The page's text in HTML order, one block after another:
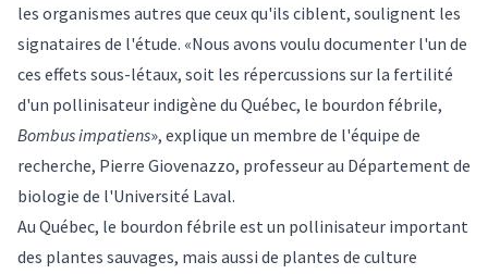
les organismes autres que ceux qu'ils ciblent, soulignent les
signataires de l'étude. «Nous avons voulu documenter l'un de
ces effets sous-létaux, soit les répercussions sur la fertilité
d'un pollinisateur indigène du Québec, le bourdon fébrile,
Bombus impatiens», explique un membre de l'équipe de
recherche, Pierre Giovenazzo, professeur au Département de
biologie de l'Université Laval.
Au Québec, le bourdon fébrile est un pollinisateur important
des plantes sauvages, mais aussi de plantes de culture